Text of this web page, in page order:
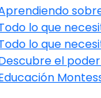
lo que
lo que
el